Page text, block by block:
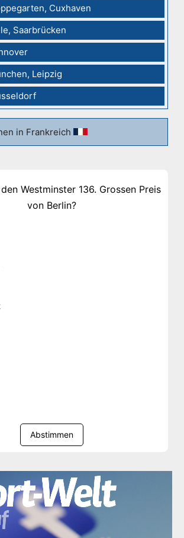
Cuxhaven
Saarbrücken
Leipzig
in Frankreich
Westminster 136. Grossen Preis
von Berlin?
Abstimmen